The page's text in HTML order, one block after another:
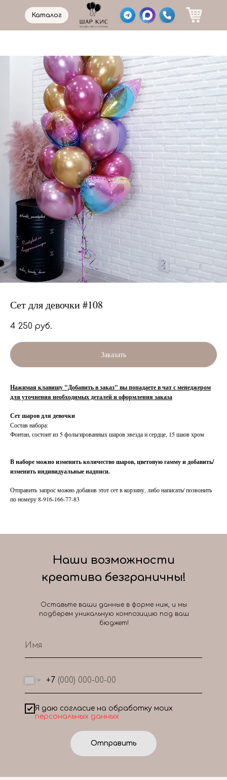
Каталог
Сет для девочки #108
4 250 руб.
Заказать
Нажимая клавишу "Добавить в заказ" вы попадаете в чат с менеджером
для уточнения необходимых деталей и оформления заказа
Сет шаров для девочки
Состав набора:
Фонтан, состоит из 5 фольгированных шаров звезда и сердце, 15 шаов хром
В наборе можно изменить количество шаров, цветовую гамму и добавить/
изменить индивидуальные надписи.
Отправить запрос можно добавив этот сет в корзину, либо написать/ позвонить
по номеру 8-916-166-77-83
+7
Я даю согласие на обработку моих
персональных данных
Отправить
Наши возможности
креатива безграничны!
Оставьте ваши данные в форме ниж, и мы
подберем уникальную композицию под ваш
бюджет!